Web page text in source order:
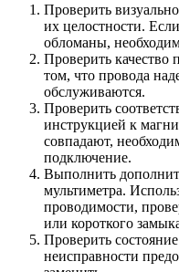
Проверить
их целостности.
обломаны,
Проверить качество
том, что провода
обслуживаются.
Проверить
инструкцией к
совпадают,
подключение.
Выполнить
мультиметра.
проводимости,
или короткого
Проверить
неисправности